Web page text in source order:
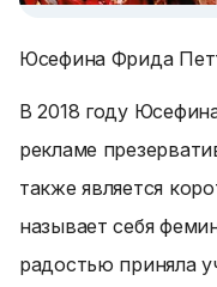
Юсефина Фрида
В 2018 году
рекламе
также является
называет себя
радостью приняла